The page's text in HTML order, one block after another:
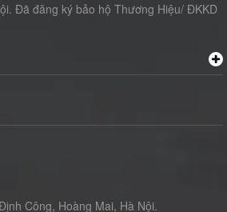
Đã đăng ký bảo hộ Thương Hiệu/ ĐKKD
Công, Hoàng Mai, Hà Nội.